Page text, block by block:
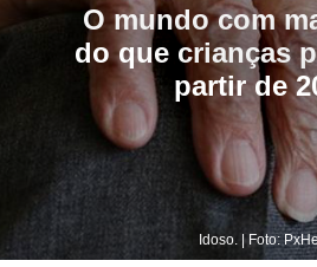
O mundo com
do que crianças
partir de
Idoso. | Foto: